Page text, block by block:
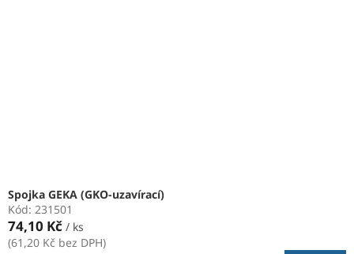
Spojka GEKA (GKO-uzavírací)
Kód: 231501
74,10 Kč / ks
(61,20 Kč bez DPH)